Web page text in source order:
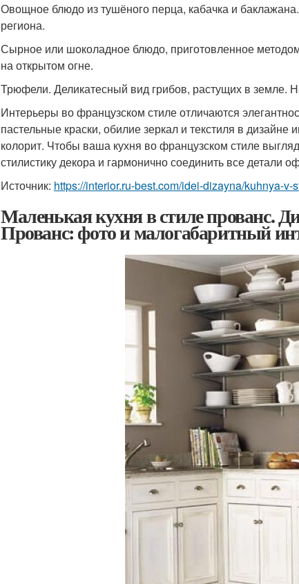
Овощное блюдо из тушёного перца, кабачка и
региона.
Сырное или шоколадное блюдо, приготовленное
на открытом огне.
Трюфели. Деликатесный вид грибов, растущих в земле.
Интерьеры во французском стиле отличаются
пастельные краски, обилие зеркал и текстиля в
колорит. Чтобы ваша кухня во французском стиле
стилистику декора и гармонично соединить все детали
Источник: https://interior.ru-best.com/idei-dizayna/kuhnya-
Маленькая кухня в стиле прованс.
Прованс: фото и малогабаритный